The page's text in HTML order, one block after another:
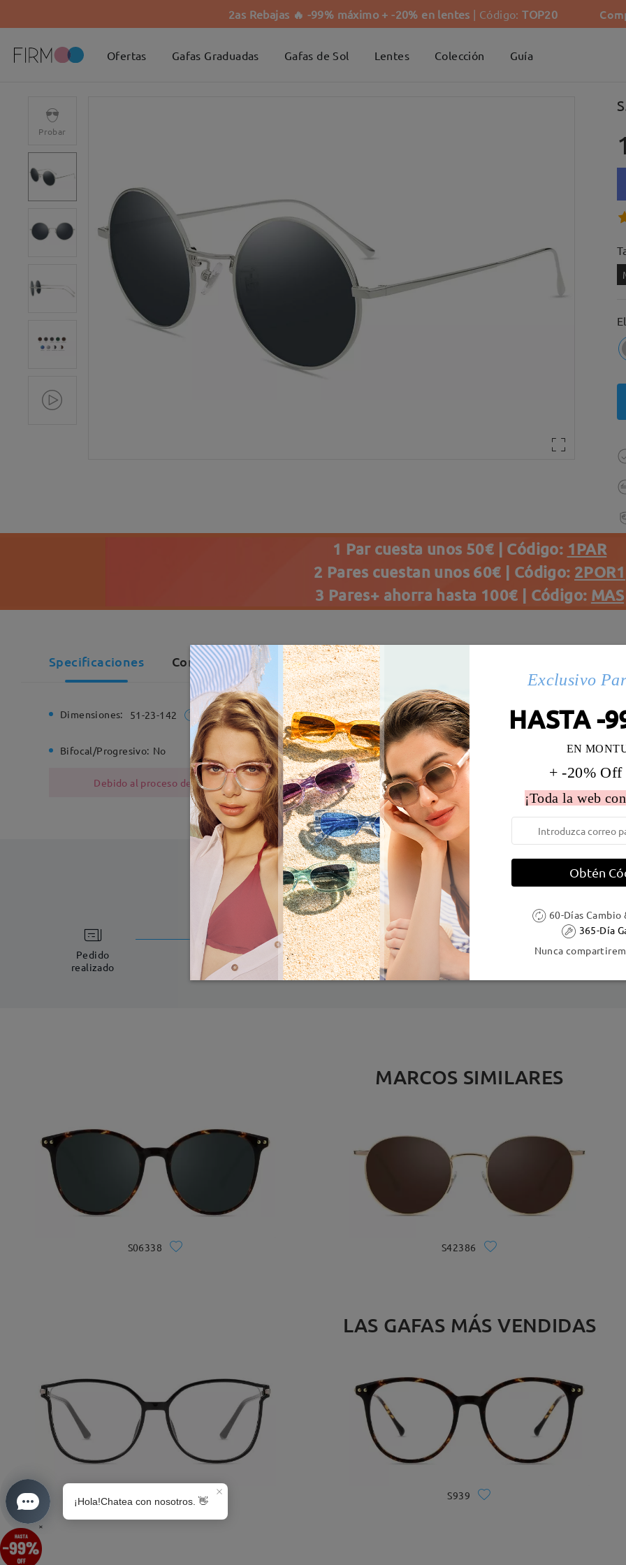
2as Rebajas 🔥 -99% máximo + -20% en lentes | Código:TOP20
Ofertas Gafas Graduadas Gafas de Sol Lentes Colección Guía
×
Probar
1 Par cuesta unos 50€ | Código: 1PAR
2 Pares cuestan unos 60€ | Código: 2POR1
3 Pares+ ahorra hasta 100€ | Código: MAS
Specificaciones Comentarios de Clientes(87)
Dimensiones: 51-23-142 Ancho de la montura: 133 mm (Medio) Diametro de lentes: 51 mm
Bifocal/Progresivo: No Bisagra de resorte: No Material de la montura: Metal
Debido al proceso de fabricación, las monturas metálicas contienen níquel. Los clientes con antecedentes de
DELIVERY
Pedido
realizado
Fabricación
5-7 días laborales detalles
MARCOS SIMILARES
S06338 S42386
LAS GAFAS MÁS VENDIDAS
S939
Exclusivo
HASTA -
EN
+ -20% Off
¡Toda la web
Obtén
60-Días Cambio
365-Día
Nunca